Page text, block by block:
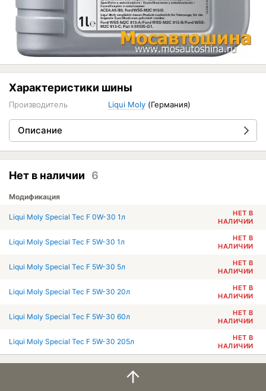
Характеристики шины
Производитель Liqui Moly (Германия)
Описание
Нет в наличии 6
Модификация
Liqui Moly Special Tec F 0W-30 1л
НЕТ В
НАЛИЧИИ
Liqui Moly Special Tec F 5W-30 1л
НЕТ В
НАЛИЧИИ
Liqui Moly Special Tec F 5W-30 5л
НЕТ В
НАЛИЧИИ
Liqui Moly Special Tec F 5W-30 20л
НЕТ В
НАЛИЧИИ
Liqui Moly Special Tec F 5W-30 60л
НЕТ В
НАЛИЧИИ
Liqui Moly Special Tec F 5W-30 205л
НЕТ В
НАЛИЧИИ